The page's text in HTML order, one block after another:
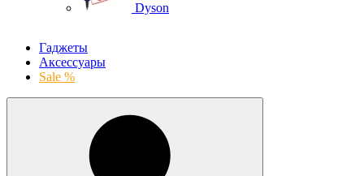
Dyson
Гаджеты
Аксессуары
Sale %